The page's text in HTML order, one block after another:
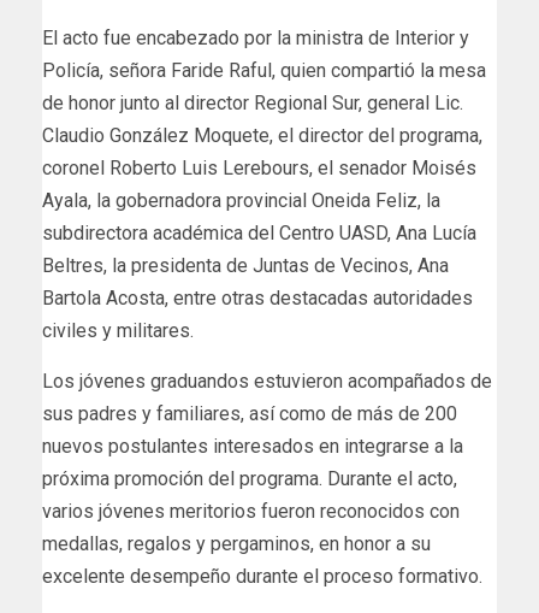
El acto fue encabezado por la ministra de Interior y
Policía, señora Faride Raful, quien compartió la mesa
de honor junto al director Regional Sur, general Lic.
Claudio González Moquete, el director del programa,
coronel Roberto Luis Lerebours, el senador Moisés
Ayala, la gobernadora provincial Oneida Feliz, la
subdirectora académica del Centro UASD, Ana Lucía
Beltres, la presidenta de Juntas de Vecinos, Ana
Bartola Acosta, entre otras destacadas autoridades
civiles y militares.
Los jóvenes graduandos estuvieron acompañados de
sus padres y familiares, así como de más de 200
nuevos postulantes interesados en integrarse a la
próxima promoción del programa. Durante el acto,
varios jóvenes meritorios fueron reconocidos con
medallas, regalos y pergaminos, en honor a su
excelente desempeño durante el proceso formativo.